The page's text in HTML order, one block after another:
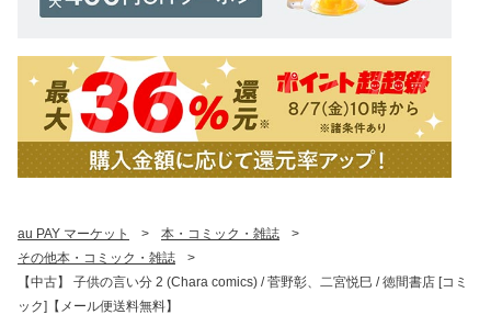
au PAY マーケット > 本・コミック・雑誌
>
その他本・コミック・雑誌
>
【中古】 子供の言い分 2 (Chara comics) / 菅野彰、二宮悦巳 / 徳間書店 [コミ
ック]【メール便送料無料】